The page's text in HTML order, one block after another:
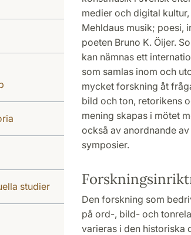
studier
medier och digital
Mehldaus musik; poesi,
poeten Bruno K. Öijer.
kan nämnas ett
som samlas inom och
mycket forskning åt
bild och ton, retorikens
mening skapas i mötet
också av anordnande
symposier.
Den forskning som
på ord-, bild- och
varieras i den historiska